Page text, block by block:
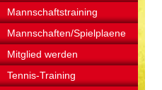
Mannschaftstraining
Mannschaften/Spielplaene
Mitglied werden
Tennis-Training